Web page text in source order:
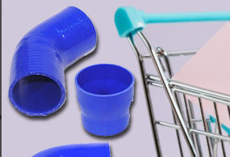
33M
11.7
35M
11.7-
12.2
38M
12.2-
12.5
40M
12.5-
12.8